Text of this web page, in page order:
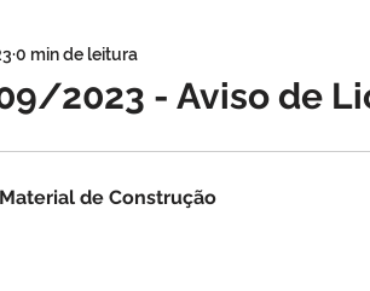
Básico
Assistência Social Meio
2023 - Aviso de
0 min de leitura
de Construção